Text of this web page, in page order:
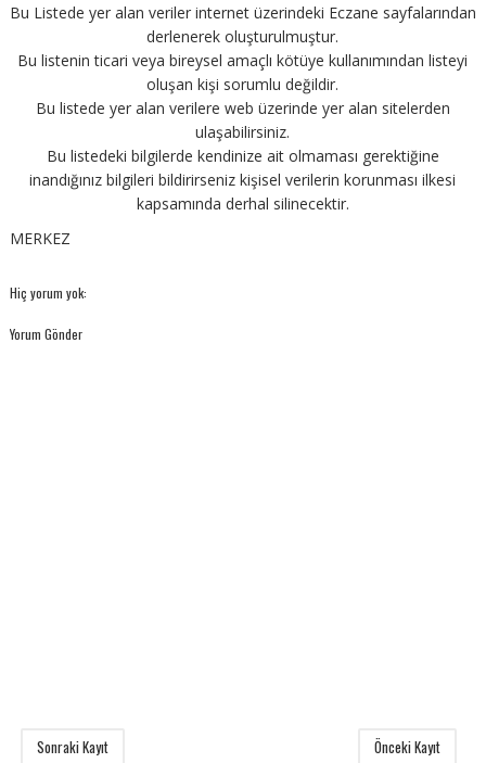
Bu Listede yer alan veriler internet üzerindeki Eczane sayfalarından
derlenerek oluşturulmuştur.
Bu listenin ticari veya bireysel amaçlı kötüye kullanımından listeyi
oluşan kişi sorumlu değildir.
Bu listede yer alan verilere web üzerinde yer alan sitelerden
ulaşabilirsiniz.
Bu listedeki bilgilerde kendinize ait olmaması gerektiğine
inandığınız bilgileri bildirirseniz kişisel verilerin korunması ilkesi
kapsamında derhal silinecektir.
MERKEZ
Hiç yorum yok:
Yorum Gönder
Sonraki Kayıt Önceki Kayıt